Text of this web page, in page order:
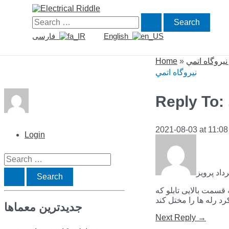
Search
for:
English
Login
S
a
rجدیدترین معماها
Home »
نیروگاه اتمي
2021-08-03 at
پرویز
بالایی تابلو که
Post
Next Reply →